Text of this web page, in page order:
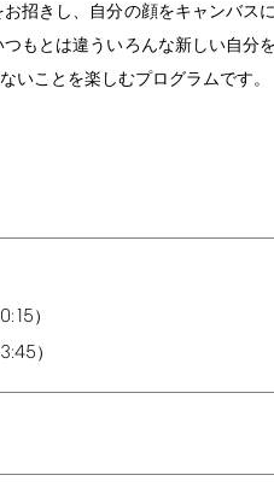
招きし、自分の顔をキャンバス
もとは違ういろんな新しい自分
いことを楽しむプログラムです。
）
）